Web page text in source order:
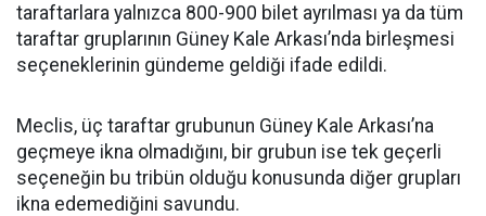
taraftarlara yalnızca 800-900 bilet ayrılması ya da tüm
taraftar gruplarının Güney Kale Arkası’nda birleşmesi
seçeneklerinin gündeme geldiği ifade edildi.
Meclis, üç taraftar grubunun Güney Kale Arkası’na
geçmeye ikna olmadığını, bir grubun ise tek geçerli
seçeneğin bu tribün olduğu konusunda diğer grupları
ikna edemediğini savundu.